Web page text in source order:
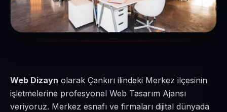
Web Dizayn olarak Çankırı ilindeki Merkez ilçesinin
işletmelerine profesyonel Web Tasarım Ajansı
veriyoruz. Merkez esnafı ve firmaları dijital dünyada